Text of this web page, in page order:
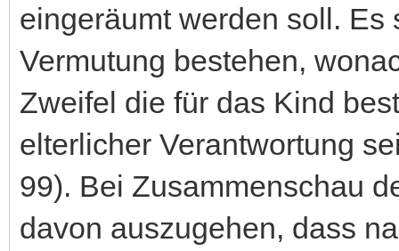
eingeräumt werden soll.
Vermutung bestehen,
Zweifel die für das Kind
elterlicher Verantwortung
99). Bei Zusammenschau
davon auszugehen, dass